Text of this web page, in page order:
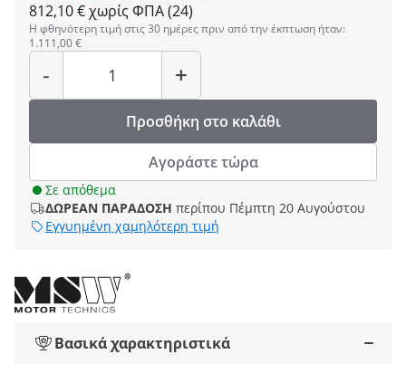
812,10 € χωρίς ΦΠΑ (24)
Η φθηνότερη τιμή στις 30 ημέρες πριν από την έκπτωση ήταν:
1.111,00 €
-
Ποσότητα
+
Προσθήκη στο καλάθι
Αγοράστε τώρα
Σε απόθεμα
ΔΩΡΕΑΝ ΠΑΡΑΔΟΣΗ περίπου Πέμπτη 20 Αυγούστου
Εγγυημένη χαμηλότερη τιμή
Βασικά χαρακτηριστικά